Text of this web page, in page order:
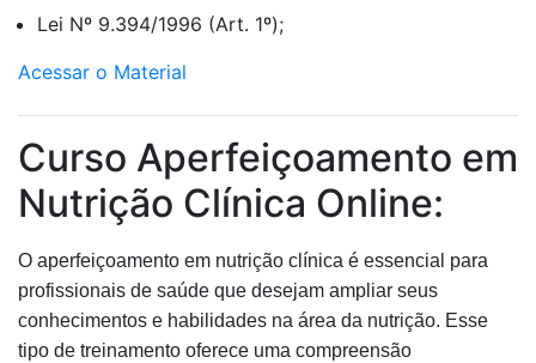
Lei Nº 9.394/1996 (Art. 1º);
Acessar o Material
Curso Aperfeiçoamento em
Nutrição Clínica Online:
O aperfeiçoamento em nutrição clínica é essencial para
profissionais de saúde que desejam ampliar seus
conhecimentos e habilidades na área da nutrição. Esse
tipo de treinamento oferece uma compreensão